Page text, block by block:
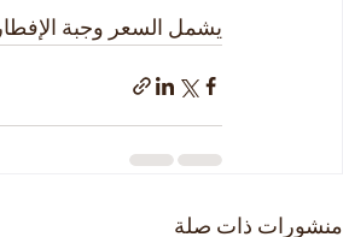
يشمل السعر وجبة
منشورات ذات صلة